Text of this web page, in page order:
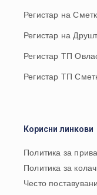
Регистар на
Регистар на
Регистар ТП
Регистар ТП
Корисни линкови
Политика за
Политика за
Често